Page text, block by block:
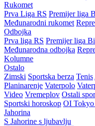
Rukomet
Prva Liga RS Premijer liga
Međunarodni rukomet
Odbojka
Prva liga RS Premijer liga
Međunarodna odbojka
Kolumne
Ostalo
Zimski Sportska berza Tenis
Planinarenje Vaterpolo
Video Vremeplov Ostali
Sportski horoskop OI Tokyo
Jahorina
S Jahorine s ljubavlju